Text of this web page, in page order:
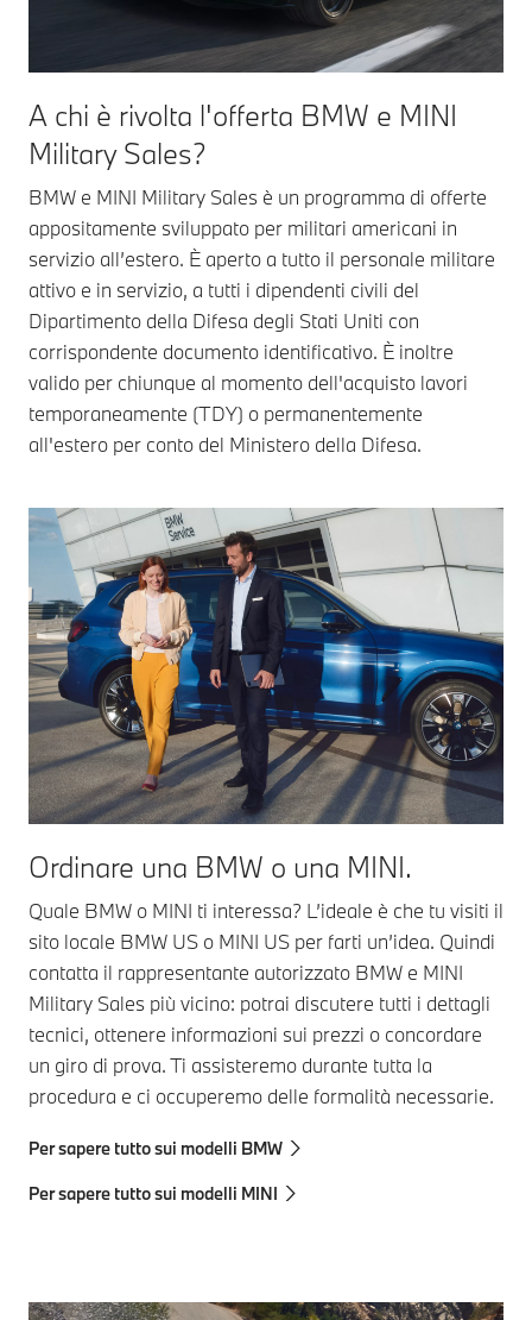
A chi è rivolta l'offerta BMW e MINI
Military Sales?
BMW e MINI Military Sales è un programma di offerte
appositamente sviluppato per militari americani in
servizio all’estero. È aperto a tutto il personale militare
attivo e in servizio, a tutti i dipendenti civili del
Dipartimento della Difesa degli Stati Uniti con
corrispondente documento identificativo. È inoltre
valido per chiunque al momento dell'acquisto lavori
temporaneamente (TDY) o permanentemente
all'estero per conto del Ministero della Difesa.
Ordinare una BMW o una MINI.
Quale BMW o MINI ti interessa? L’ideale è che tu visiti il
sito locale BMW US o MINI US per farti un’idea. Quindi
contatta il rappresentante autorizzato BMW e MINI
Military Sales più vicino: potrai discutere tutti i dettagli
tecnici, ottenere informazioni sui prezzi o concordare
un giro di prova. Ti assisteremo durante tutta la
procedura e ci occuperemo delle formalità necessarie.
Per sapere tutto sui modelli BMW
Per sapere tutto sui modelli MINI